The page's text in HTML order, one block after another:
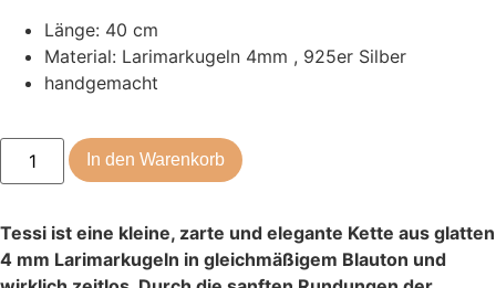
Länge: 40 cm
Material: Larimarkugeln 4mm , 925er Silber
handgemacht
In den Warenkorb
Tessi ist eine kleine, zarte und elegante Kette aus glatten
4 mm Larimarkugeln in gleichmäßigem Blauton und